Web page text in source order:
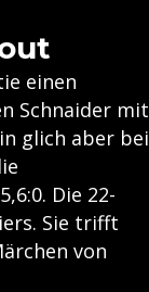
einen
Schnaider mit
glich aber bei
Die 22-
Sie trifft
von